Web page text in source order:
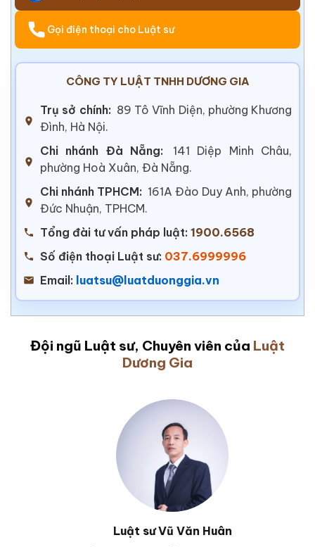
Gọi điện thoại cho Luật sư
CÔNG TY LUẬT TNHH DƯƠNG GIA
Trụ sở chính: 89 Tô Vĩnh Diện, phường Khương
Đình, Hà Nội.
Chi nhánh Đà Nẵng:
141 Diệp Minh Châu,
phường Hoà Xuân, Đà Nẵng.
Chi nhánh TPHCM: 161A Đào Duy Anh, phường
Đức Nhuận, TPHCM.
Tổng đài tư vấn pháp luật: 1900.6568
Số điện thoại Luật sư: 037.6999996
Email: luatsu@luatduonggia.vn
Đội ngũ Luật sư, Chuyên viên của Luật
Dương Gia
Luật sư Vũ Văn Huân